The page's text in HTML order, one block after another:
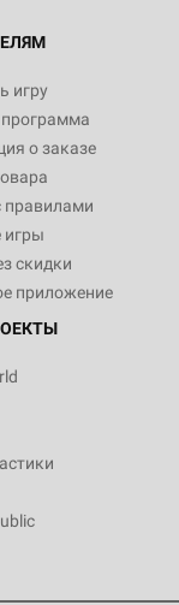
игру
о заказе
игры
скидки
приложение